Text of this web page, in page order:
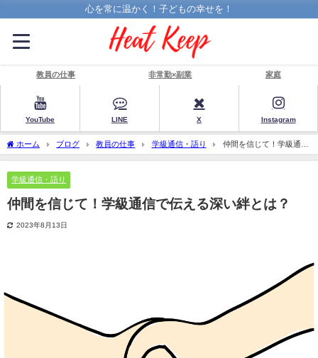
心を常に温かく！子どもの幸せを！
教員の仕事 非常勤×副業 家庭
YouTube LINE X Instagram
ホーム ブログ 教員の仕事 学級通信・語り
仲間を信じて！学級通信
で伝える深い絆とは？
学級通信・語り
仲間を信じて！学級通信で伝える深い絆とは？
2023年8月13日